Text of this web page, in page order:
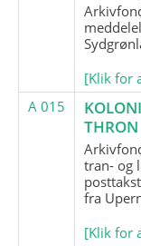
[Klik for
A 015
THRON
tran- og
fra
[Klik for